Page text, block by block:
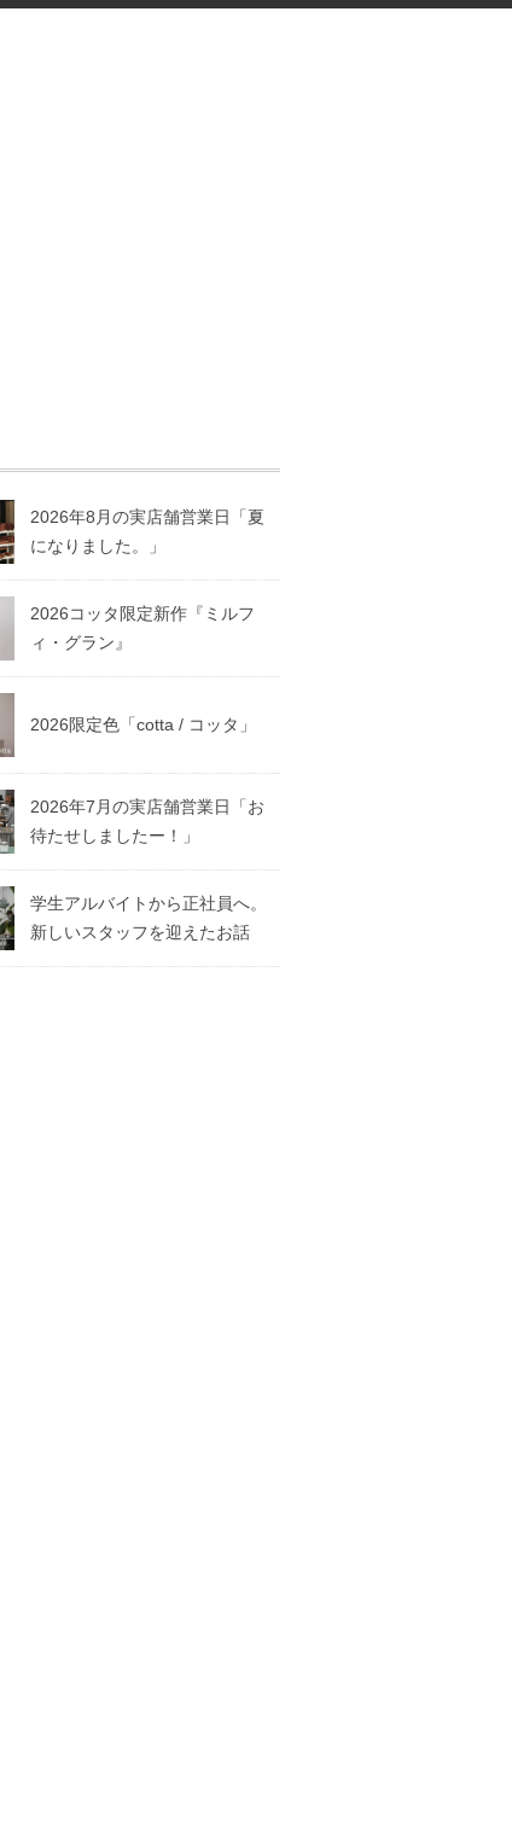
2026年8月の実店舗営業日「夏
になりました。」
2026コッタ限定新作『ミルフ
ィ・グラン』
2026限定色「cotta / コッタ」
2026年7月の実店舗営業日「お
待たせしましたー！」
学生アルバイトから正社員へ。
新しいスタッフを迎えたお話